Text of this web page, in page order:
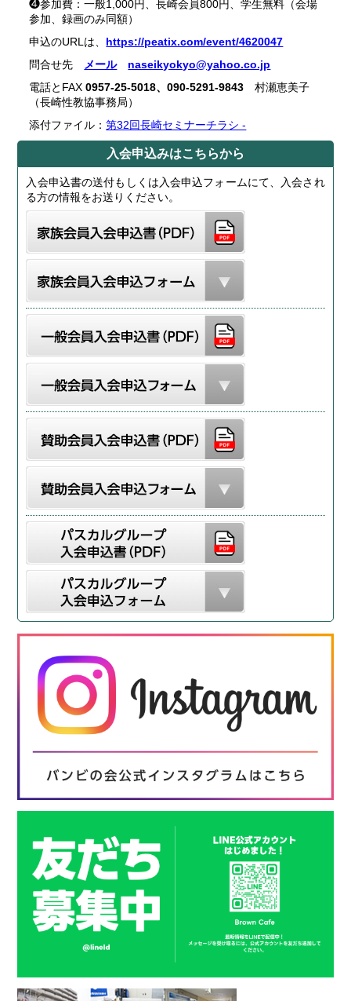
❹参加費：一般1,000円、長崎会員800円、学生無料（会場
参加、録画のみ同額）
申込のURLは、 https://peatix.com/event/4620047
問合せ先 メール
naseikyokyo@yahoo.co.jp
電話とFAX 0957-25-5018、090-5291-9843村瀬恵美子
（長崎性教協事務局）
添付ファイル：第32回長崎セミナーチラシ -
入会申込みはこちらから
入会申込書の送付もしくは入会申込フォームにて、入会され
る方の情報をお送りください。